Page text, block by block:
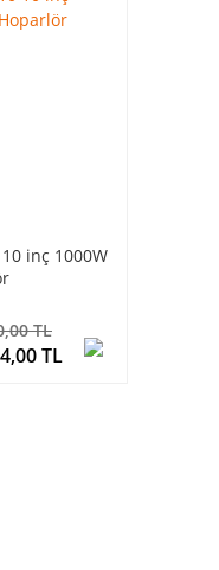
10 inç 1000W
TL
TL